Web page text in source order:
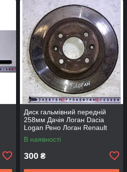
Диск гальмівний передній
258мм Дачія Логан Dacia
Logan Рено Логан Renault
Logan
В наявності
300 ₴